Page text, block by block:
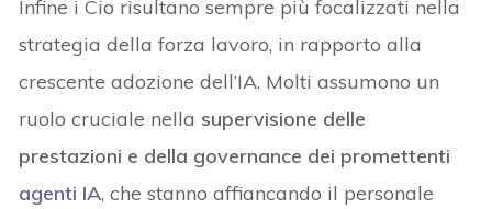
Infine i Cio risultano sempre più focalizzati nella
strategia della forza lavoro, in rapporto alla
crescente adozione dell’IA. Molti assumono un
ruolo cruciale nella supervisione delle
prestazioni e della governance dei promettenti
agenti IA, che stanno affiancando il personale